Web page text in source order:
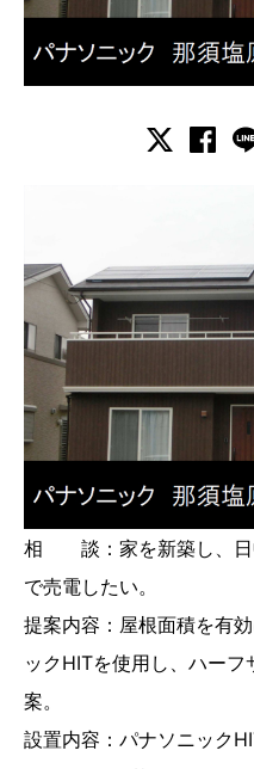
相 談：家を新築し、日
で売電したい。
提案内容：屋根面積を有
ックHITを使用し、ハー
案。
設置内容：パナソニック